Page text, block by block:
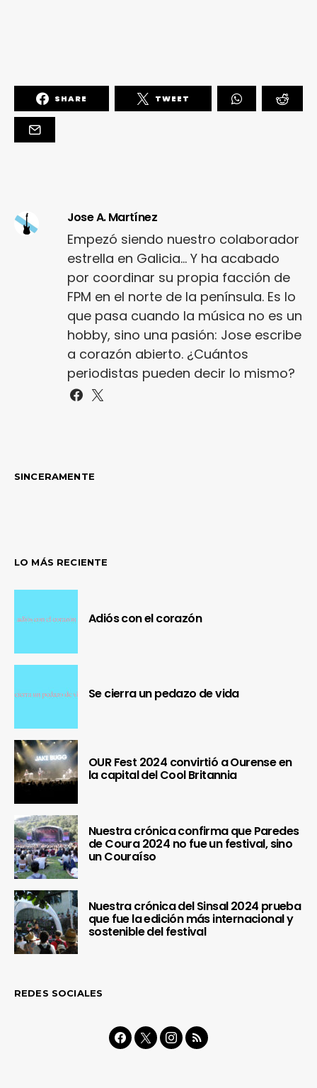
SHARE TWEET
Jose A. Martínez
Empezó siendo nuestro colaborador
estrella en Galicia... Y ha acabado
por coordinar su propia facción de
FPM en el norte de la península. Es lo
que pasa cuando la música no es un
hobby, sino una pasión: Jose escribe
a corazón abierto. ¿Cuántos
periodistas pueden decir lo mismo?
SINCERAMENTE
LO MÁS RECIENTE
Adiós con el corazón
Se cierra un pedazo de vida
OUR Fest 2024 convirtió a Ourense en
la capital del Cool Britannia
Nuestra crónica confirma que Paredes
de Coura 2024 no fue un festival, sino
un Couraíso
Nuestra crónica del Sinsal 2024 prueba
que fue la edición más internacional y
sostenible del festival
REDES SOCIALES